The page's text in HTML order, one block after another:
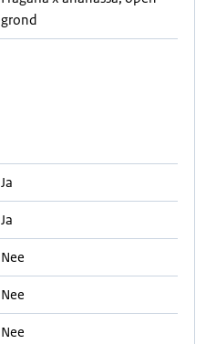
grond
Ja
Ja
Nee
Nee
Nee